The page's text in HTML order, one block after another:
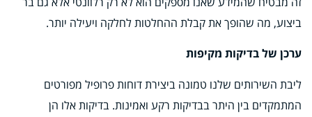
ביצוע, מה שהופך את קבלת ההחלטות לחלקה ויעילה יותר.
ערכן של בדיקות מקיפות
ליבת השירותים שלנו טמונה ביצירת דוחות פרופיל מפורטים
המתמקדים בין היתר בבדיקות רקע ואמינות. בדיקות אלו הן